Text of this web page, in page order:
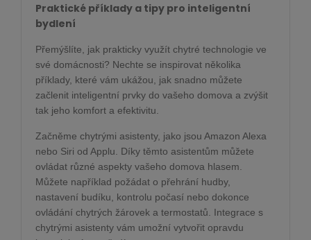
Praktické příklady a tipy pro inteligentní
bydlení
Přemýšlíte, jak prakticky využít chytré technologie ve
své domácnosti? Nechte se inspirovat několika
příklady, které vám ukážou, jak snadno můžete
začlenit inteligentní prvky do vašeho domova a zvýšit
tak jeho komfort a efektivitu.
Začněme chytrými asistenty, jako jsou Amazon Alexa
nebo Siri od Applu. Díky těmto asistentům můžete
ovládat různé aspekty vašeho domova hlasem.
Můžete například požádat o přehrání hudby,
nastavení budíku, kontrolu počasí nebo dokonce
ovládání chytrých žárovek a termostatů. Integrace s
chytrými asistenty vám umožní vytvořit opravdu